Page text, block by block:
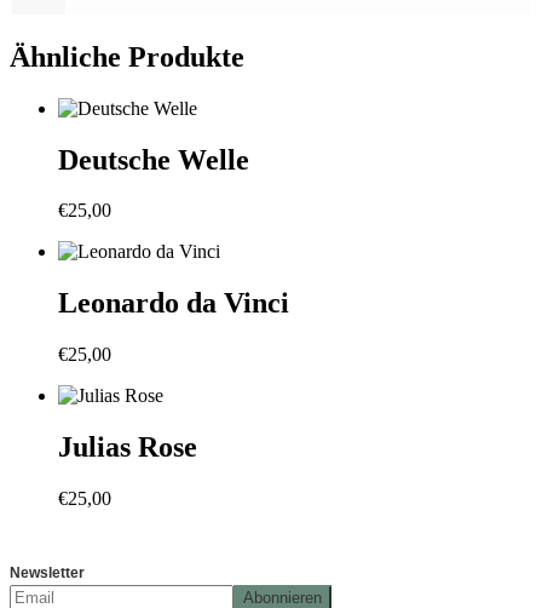
Ähnliche Produkte
Deutsche Welle
€25,00
Leonardo da Vinci
€25,00
Julias Rose
€25,00
Newsletter